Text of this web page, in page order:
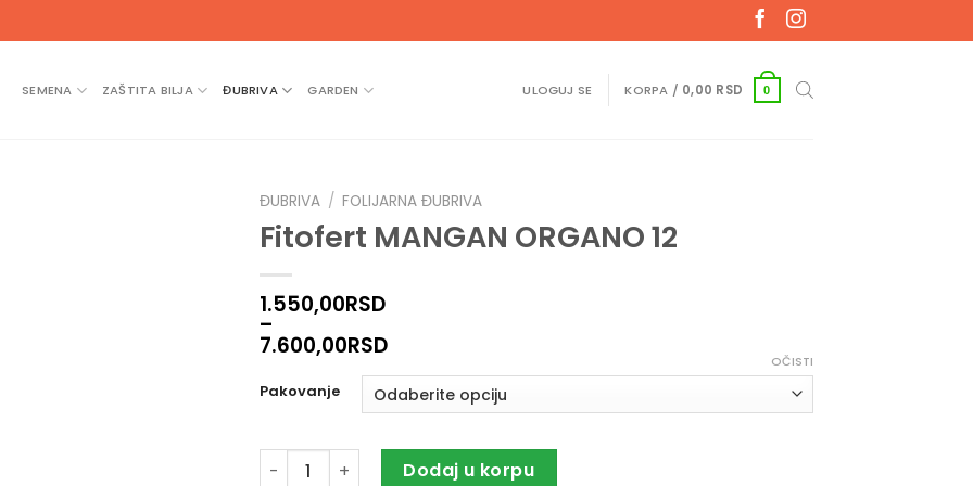
SEMENA ZAŠTITA BILJA ĐUBRIVA GARDEN ULOGUJ SE KORPA / 0,00 RSD 0
ĐUBRIVA / FOLIJARNA ĐUBRIVA
Fitofert MANGAN ORGANO 12
1.550,00RSD
–
7.600,00RSD
Pakovanje
OČISTI
Fitofert MANGAN ORGANO 12 količina
Dodaj u korpu